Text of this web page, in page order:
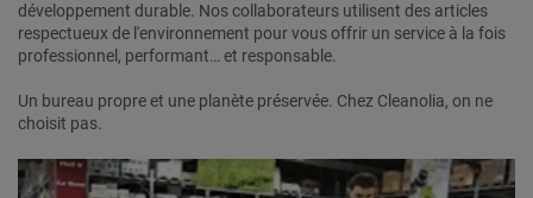
développement durable. Nos collaborateurs utilisent des articles
respectueux de l'environnement pour vous offrir un service à la fois
professionnel, performant… et responsable.
Un bureau propre et une planète préservée. Chez Cleanolia, on ne
choisit pas.